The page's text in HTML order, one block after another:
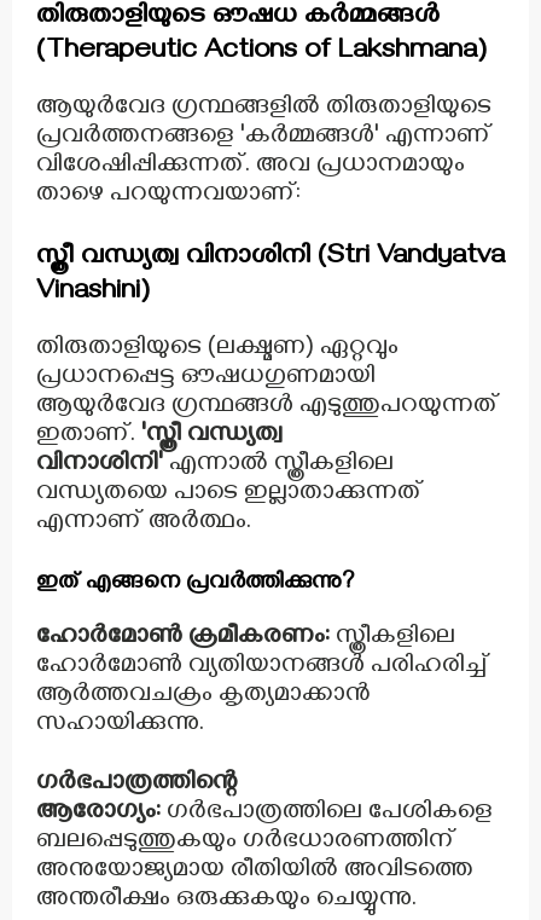
തിരുതാളിയുടെ ഔഷധ കർമ്മങ്ങൾ
(Therapeutic Actions of Lakshmana)
ആയുർവേദ ഗ്രന്ഥങ്ങളിൽ തിരുതാളിയുടെ
പ്രവർത്തനങ്ങളെ 'കർമ്മങ്ങൾ' എന്നാണ്
വിശേഷിപ്പിക്കുന്നത്. അവ പ്രധാനമായും
താഴെ പറയുന്നവയാണ്:
സ്ത്രീ വന്ധ്യത്വ വിനാശിനി (Stri Vandyatva
Vinashini)
തിരുതാളിയുടെ (ലക്ഷ്മണ) ഏറ്റവും
പ്രധാനപ്പെട്ട ഔഷധഗുണമായി
ആയുർവേദ ഗ്രന്ഥങ്ങൾ എടുത്തുപറയുന്നത്
ഇതാണ്. 'സ്ത്രീ വന്ധ്യത്വ
വിനാശിനി' എന്നാൽ സ്ത്രീകളിലെ
വന്ധ്യതയെ പാടെ ഇല്ലാതാക്കുന്നത്
എന്നാണ് അർത്ഥം.
ഇത് എങ്ങനെ പ്രവർത്തിക്കുന്നു?
ഹോർമോൺ ക്രമീകരണം: സ്ത്രീകളിലെ
ഹോർമോൺ വ്യതിയാനങ്ങൾ പരിഹരിച്ച്
ആർത്തവചക്രം കൃത്യമാക്കാൻ
സഹായിക്കുന്നു.
ഗർഭപാത്രത്തിന്റെ
ആരോഗ്യം: ഗർഭപാത്രത്തിലെ പേശികളെ
ബലപ്പെടുത്തുകയും ഗർഭധാരണത്തിന്
അനുയോജ്യമായ രീതിയിൽ അവിടത്തെ
അന്തരീക്ഷം ഒരുക്കുകയും ചെയ്യുന്നു.